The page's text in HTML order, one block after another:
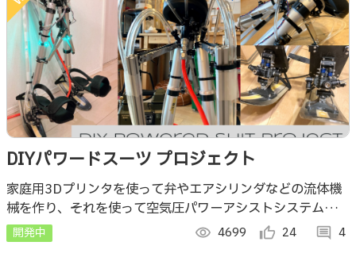
DIYパワードスーツ プロジェクト
家庭用3Dプリンタを使って弁やエアシリンダなどの流体機
械を作り、それを使って空気圧パワーアシストシステムを実
現しました。この搭乗型パワードスーツは、サドルに座った
まま走ったり階段を昇降できます。
開発中 visibility 4699 thumb_up_alt 24 comment 4